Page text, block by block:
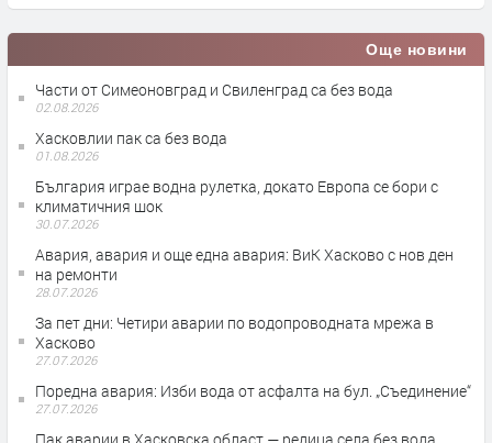
Още новини
Части от Симеоновград и Свиленград са без вода
02.08.2026
Хасковлии пак са без вода
01.08.2026
България играе водна рулетка, докато Европа се бори с
климатичния шок
30.07.2026
Авария, авария и още една авария: ВиК Хасково с нов ден
на ремонти
28.07.2026
За пет дни: Четири аварии по водопроводната мрежа в
Хасково
27.07.2026
Поредна авария: Изби вода от асфалта на бул. „Съединение“
27.07.2026